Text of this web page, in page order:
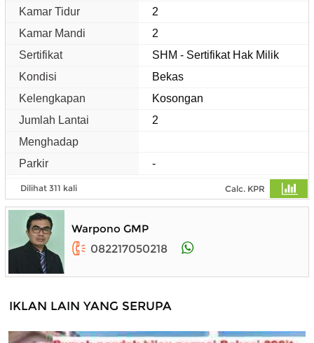
Kamar Tidur
2
Kamar Mandi
2
Sertifikat
SHM - Sertifikat Hak Milik
Kondisi
Bekas
Kelengkapan
Kosongan
Jumlah Lantai
2
Menghadap
Parkir
-
Dilihat 311 kali Calc. KPR
Warpono GMP
082217050218
IKLAN LAIN YANG SERUPA